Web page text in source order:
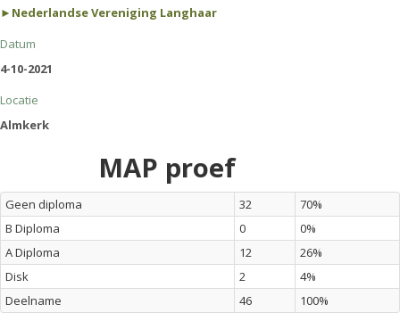
►Nederlandse Vereniging Langhaar
Datum
4-10-2021
Locatie
Almkerk
MAP proef
Geen diploma 32
70%
B Diploma
0
0%
A Diploma
12
26%
Disk
2
4%
Deelname
46 100%